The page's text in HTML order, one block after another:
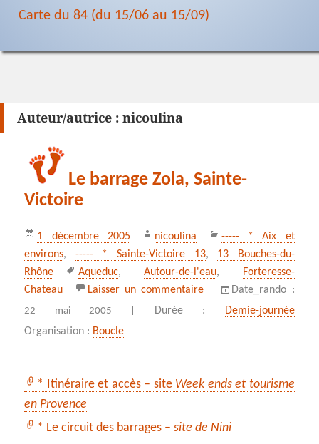
Carte du 84 (du 15/06 au 15/09)
Auteur/autrice : nicoulina
Le barrage Zola, Sainte-
Victoire
Publié
le
1 décembre 2005 Auteur
nicoulina Catégories
----- * Aix et
environs, ----- * Sainte-Victoire 13, 13 Bouches-du-
Rhône
Mots-
clés
Aqueduc,Autour-de-l'eau, Forteresse-
Chateau
Laisser un commentairesur Le barrage Zola,
Date_rando :
22 mai 2005 | Durée : Demie-journée
Organisation : Boucle
* Itinéraire et accès – site Week ends et tourisme
en Provence
* Le circuit des barrages –site de Nini